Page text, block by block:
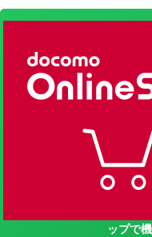
ップで